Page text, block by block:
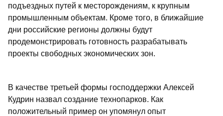
подъездных путей к месторождениям, к крупным
промышленным объектам. Кроме того, в ближайшие
дни российские регионы должны будут
продемонстрировать готовность разрабатывать
проекты свободных экономических зон.
В качестве третьей формы господдержки Алексей
Кудрин назвал создание технопарков. Как
положительный пример он упомянул опыт